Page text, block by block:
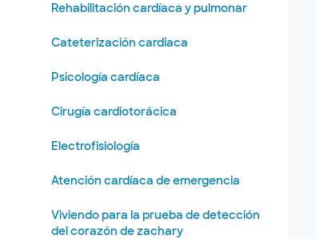
Rehabilitación cardíaca y pulmonar
Cateterización cardiaca
Psicología cardíaca
Cirugía cardiotorácica
Electrofisiología
Atención cardíaca de emergencia
Viviendo para la prueba de detección
del corazón de zachary